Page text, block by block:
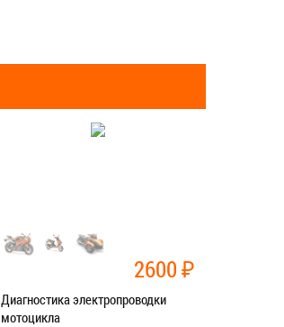
2600₽
Диагностика электропроводки
мотоцикла